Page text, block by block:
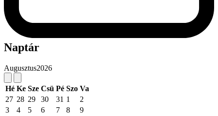
Naptár
Augusztus2026
Hé Ke Sze Csü Pé Szo Va
27 28 29 30 31 1
2
3
4 5 6 7 8
9